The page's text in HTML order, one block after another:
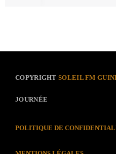
COPYRIGHTSOLEIL FM
JOURNÉE